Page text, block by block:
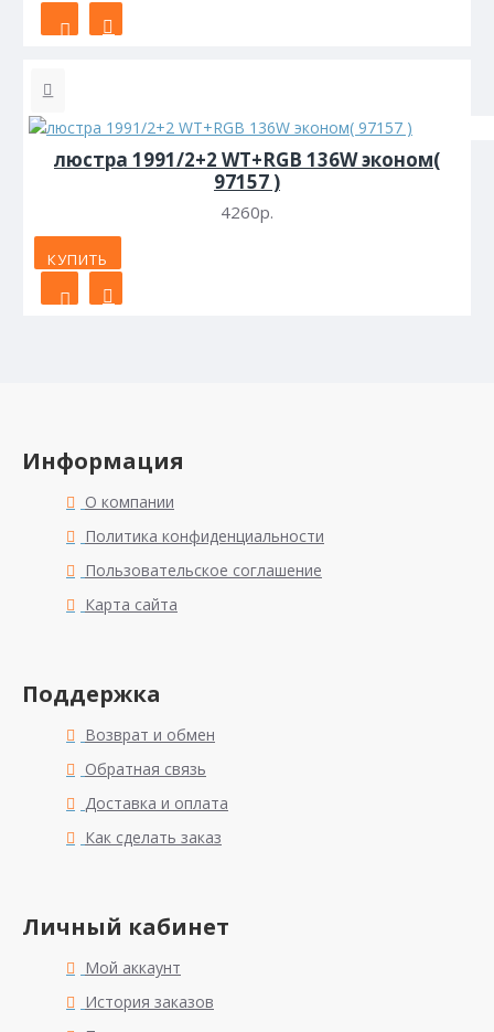
люстра 1991/2+2 WT+RGB 136W эконом(
97157 )
4260р.
КУПИТЬ
Информация
О компании
Политика конфиденциальности
Пользовательское соглашение
Карта сайта
Поддержка
Возврат и обмен
Обратная связь
Доставка и оплата
Как сделать заказ
Личный кабинет
Мой аккаунт
История заказов